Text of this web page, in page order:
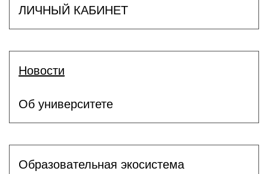
ЛИЧНЫЙ КАБИНЕТ
Новости
Об университете
Образовательная экосистема